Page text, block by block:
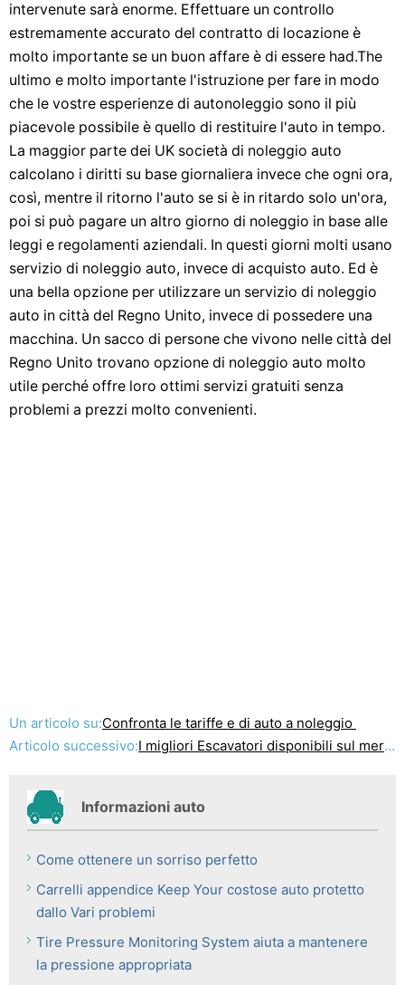
intervenute sarà enorme. Effettuare un controllo
estremamente accurato del contratto di locazione è
molto importante se un buon affare è di essere had.The
ultimo e molto importante l'istruzione per fare in modo
che le vostre esperienze di autonoleggio sono il più
piacevole possibile è quello di restituire l'auto in tempo.
La maggior parte dei UK società di noleggio auto
calcolano i diritti su base giornaliera invece che ogni ora,
così, mentre il ritorno l'auto se si è in ritardo solo un'ora,
poi si può pagare un altro giorno di noleggio in base alle
leggi e regolamenti aziendali. In questi giorni molti usano
servizio di noleggio auto, invece di acquisto auto. Ed è
una bella opzione per utilizzare un servizio di noleggio
auto in città del Regno Unito, invece di possedere una
macchina. Un sacco di persone che vivono nelle città del
Regno Unito trovano opzione di noleggio auto molto
utile perché offre loro ottimi servizi gratuiti senza
problemi a prezzi molto convenienti.
Un articolo su:Confronta le tariffe e di auto a noleggio
Articolo successivo:I migliori Escavatori disponibili sul mercato oggi
Informazioni auto
Come ottenere un sorriso perfetto
Carrelli appendice Keep Your costose auto protetto
dallo Vari problemi
Tire Pressure Monitoring System aiuta a mantenere
la pressione appropriata